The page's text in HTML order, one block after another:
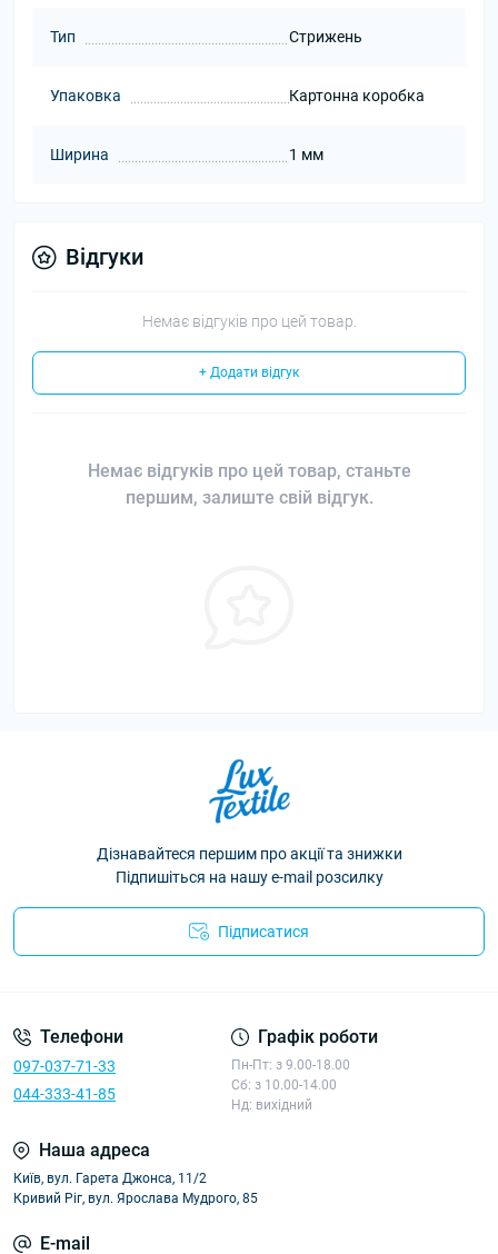
Тип Стрижень
Упаковка Картонна коробка
Ширина 1 мм
Відгуки
Немає відгуків про цей товар.
+ Додати відгук
Немає відгуків про цей товар, станьте
першим, залиште свій відгук.
Дізнавайтеся першим про акції та знижки
Підпишіться на нашу e-mail розсилку
Підписатися
Телефони
097-037-71-33
044-333-41-85
Графік роботи
Пн-Пт: з 9.00-18.00
Сб: з 10.00-14.00
Нд: вихідний
Наша адреса
Київ, вул. Гарета Джонса, 11/2
Кривий Ріг, вул. Ярослава Мудрого, 85
E-mail